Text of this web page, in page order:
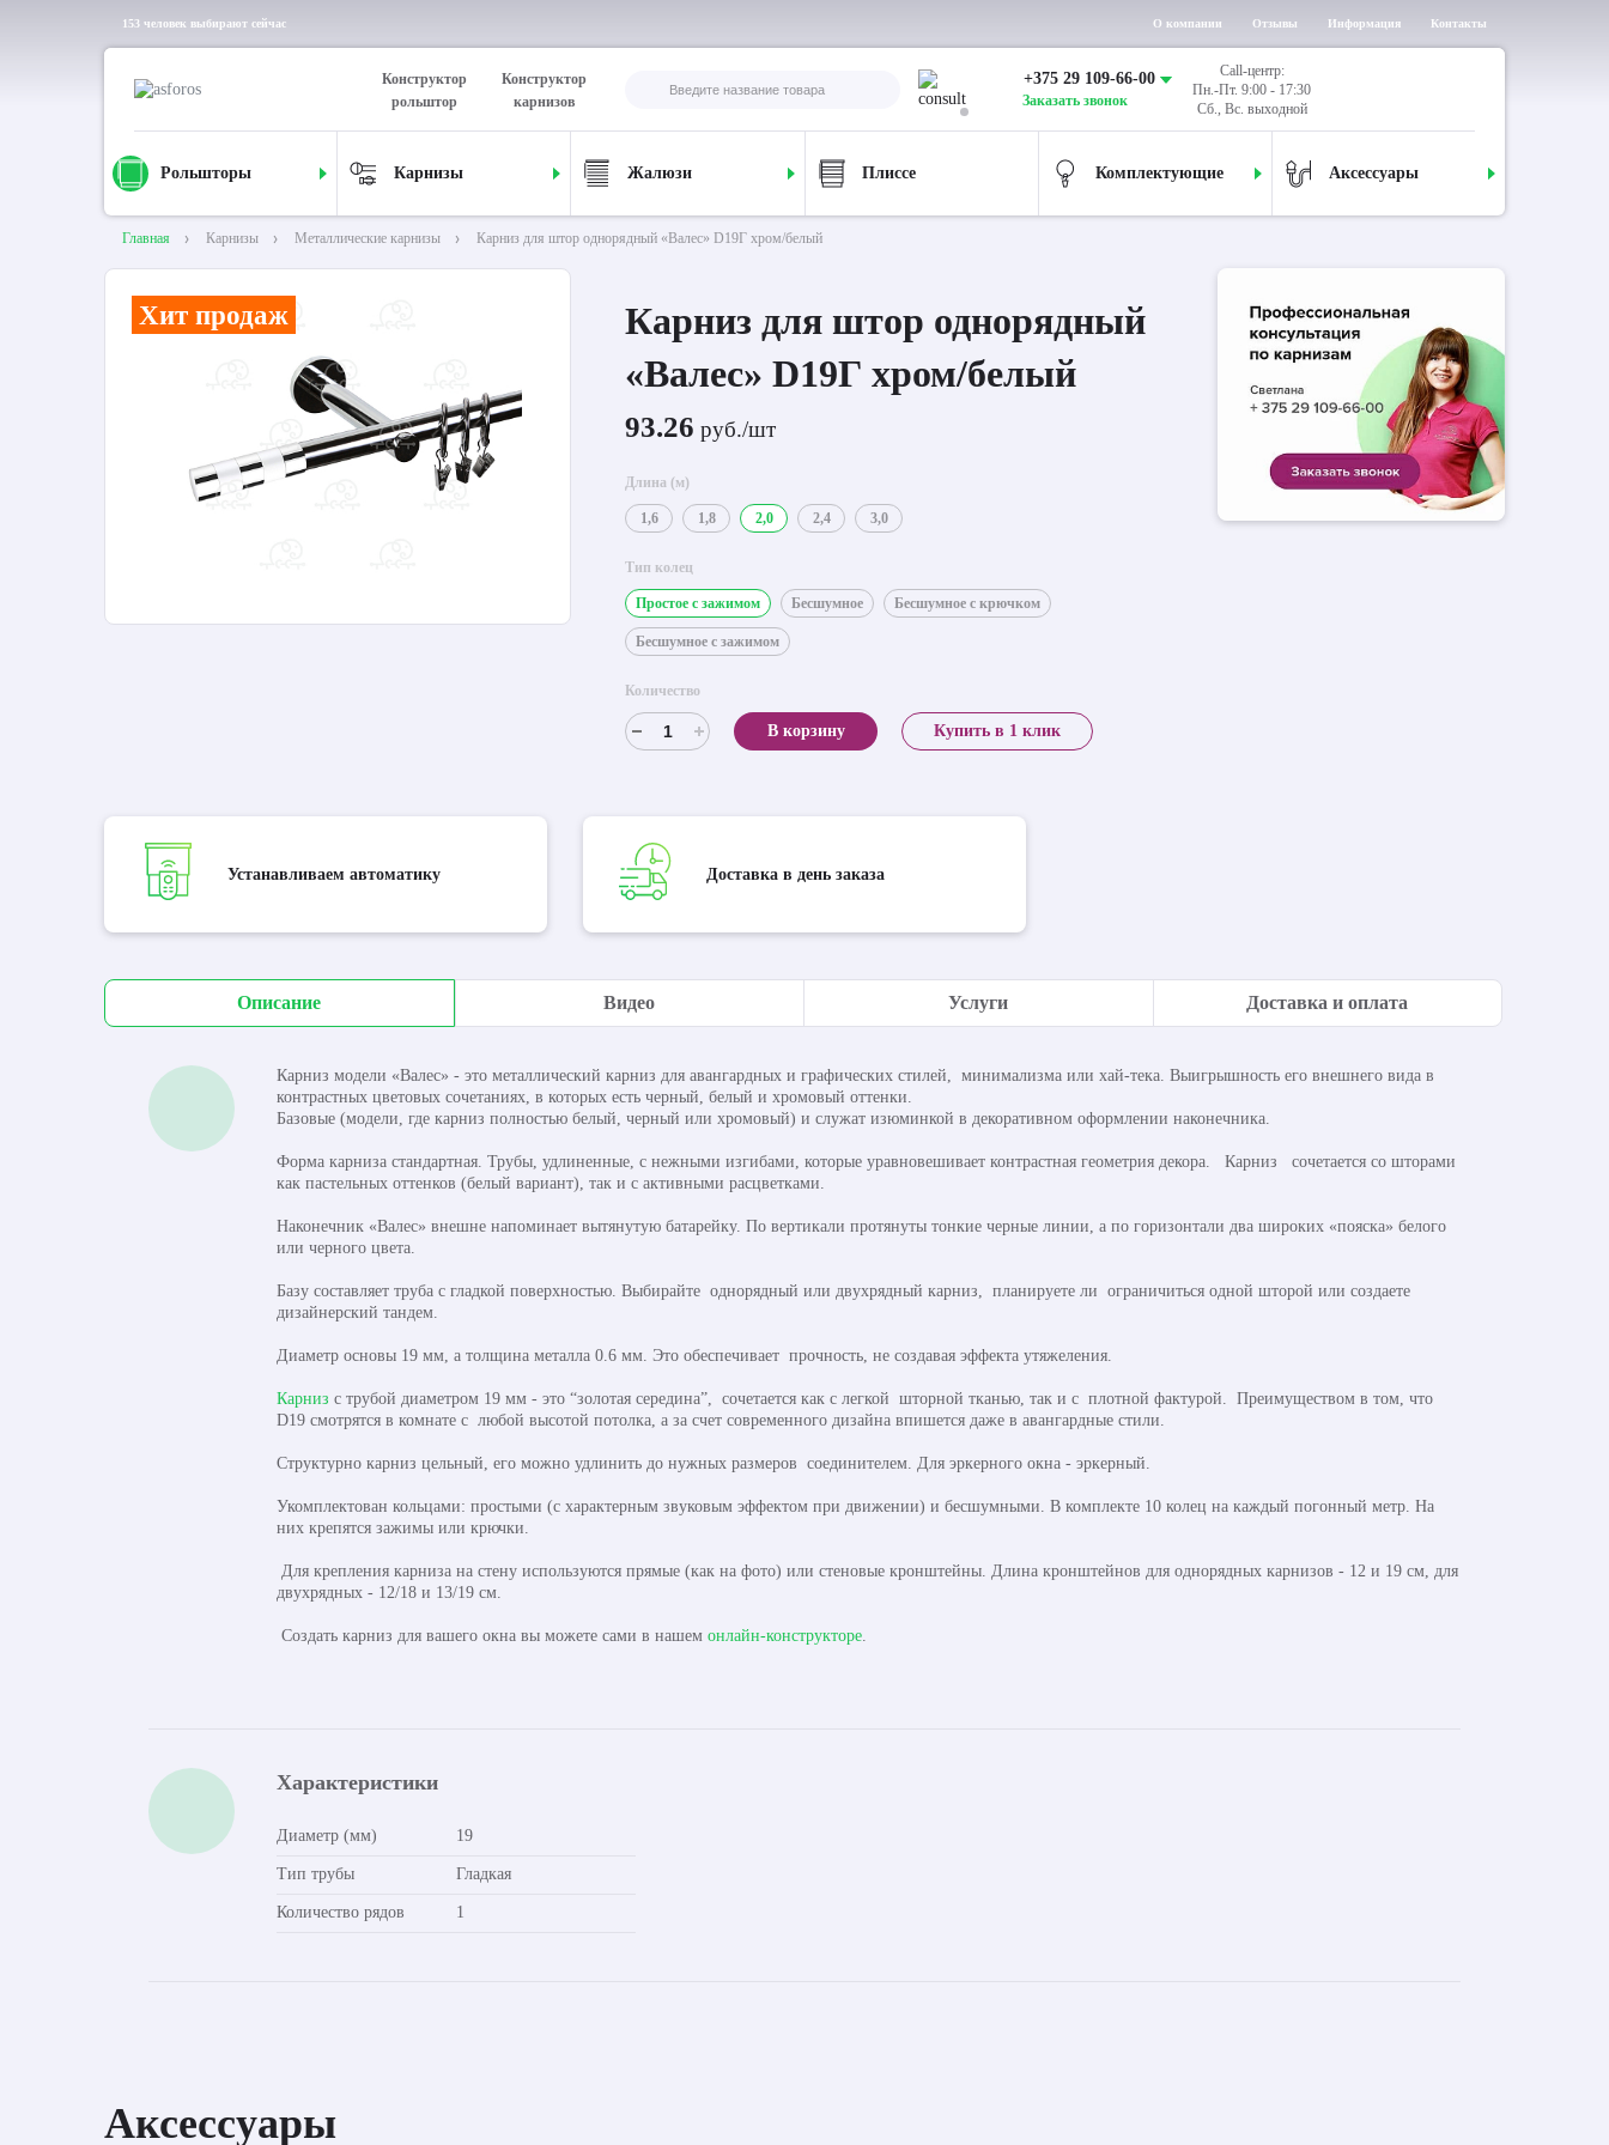
153 человек выбирают сейчас О компании Отзывы Информация Контакты
Конструктор
рольштор
Конструктор
карнизов
+375 29 109-66-00
Заказать звонок
Call-центр:
Пн.-Пт. 9:00 - 17:30
Сб., Вс. выходной
Рольшторы Карнизы Жалюзи Плиссе Комплектующие Аксессуары
Главная Карнизы Металлические карнизы Карниз для штор однорядный «Валес» D19Г хром/белый
Хит продаж
Карниз для штор однорядный
«Валес» D19Г хром/белый
93.26 руб./шт
Длина (м)
1,6 1,8 2,0 2,4 3,0
Тип колец
Простое с зажимом Бесшумное Бесшумное с крючком
Бесшумное с зажимом
Количество
В корзину Купить в 1 клик
Устанавливаем автоматику Доставка в день заказа
Описание Видео Услуги Доставка и оплата
Карниз модели «Валес» - это металлический карниз для авангардных и графических стилей, минимализма или хай-тека. Выигрышность его внешнего вида в
контрастных цветовых сочетаниях, в которых есть черный, белый и хромовый оттенки.
Базовые (модели, где карниз полностью белый, черный или хромовый) и служат изюминкой в декоративном оформлении наконечника.
Форма карниза стандартная. Трубы, удлиненные, с нежными изгибами, которые уравновешивает контрастная геометрия декора. Карниз сочетается со шторами
как пастельных оттенков (белый вариант), так и с активными расцветками.
Наконечник «Валес» внешне напоминает вытянутую батарейку. По вертикали протянуты тонкие черные линии, а по горизонтали два широких «пояска» белого
или черного цвета.
Базу составляет труба с гладкой поверхностью. Выбирайте однорядный или двухрядный карниз, планируете ли ограничиться одной шторой или создаете
дизайнерский тандем.
Диаметр основы 19 мм, а толщина металла 0.6 мм. Это обеспечивает прочность, не создавая эффекта утяжеления.
Карниз с трубой диаметром 19 мм - это “золотая середина”, сочетается как с легкой шторной тканью, так и с плотной фактурой. Преимуществом в том, что
D19 смотрятся в комнате с любой высотой потолка, а за счет современного дизайна впишется даже в авангардные стили.
Структурно карниз цельный, его можно удлинить до нужных размеров соединителем. Для эркерного окна - эркерный.
Укомплектован кольцами: простыми (с характерным звуковым эффектом при движении) и бесшумными. В комплекте 10 колец на каждый погонный метр. На
них крепятся зажимы или крючки.
Для крепления карниза на стену используются прямые (как на фото) или стеновые кронштейны. Длина кронштейнов для однорядных карнизов - 12 и 19 см, для
двухрядных - 12/18 и 13/19 см.
Создать карниз для вашего окна вы можете сами в нашем онлайн-конструкторе.
Характеристики
Диаметр (мм) 19
Тип трубы Гладкая
Количество рядов 1
Аксессуары